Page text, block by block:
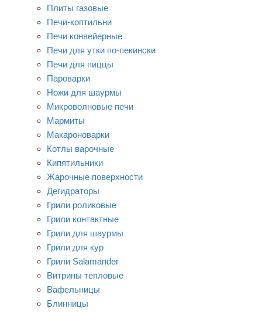
Плиты газовые
Печи-коптильни
Печи конвейерные
Печи для утки по-пекински
Печи для пиццы
Пароварки
Ножи для шаурмы
Микроволновые печи
Мармиты
Макароноварки
Котлы варочные
Кипятильники
Жарочные поверхности
Дегидраторы
Грили роликовые
Грили контактные
Грили для шаурмы
Грили для кур
Грили Salamander
Витрины тепловые
Вафельницы
Блинницы